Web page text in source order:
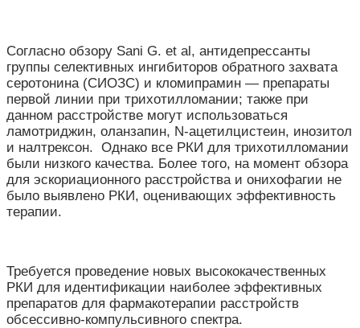
Согласно обзору Sani G. et al, антидепрессанты
группы селективных ингибиторов обратного захвата
серотонина (СИОЗС) и кломипрамин — препараты
первой линии при трихотилломании; также при
данном расстройстве могут использоваться
ламотриджин, оланзапин, N-ацетилцистеин, инозитол
и налтрексон. Однако все РКИ для трихотилломании
были низкого качества. Более того, на момент обзора
для эскориационного расстройства и онихофагии не
было выявлено РКИ, оценивающих эффективность
терапии.
Требуется проведение новых высококачественных
РКИ для идентификации наиболее эффективных
препаратов для фармакотерапии расстройств
обсессивно-компульсивного спектра.